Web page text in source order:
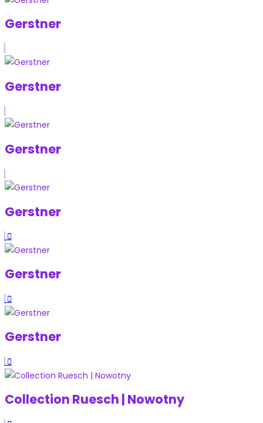
Gerstner
Gerstner
Gerstner
Gerstner
Gerstner
Gerstner
Collection Ruesch | Nowotny